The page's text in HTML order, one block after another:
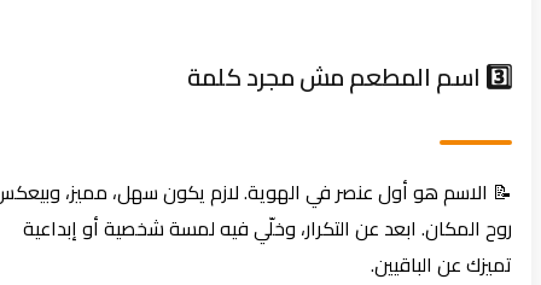
📝 الاسم هو أول عنصر في الهوية. لازم يكون سهل، مميز، وبيعكس
روح المكان. ابعد عن التكرار، وخلّي فيه لمسة شخصية أو إبداعية
تميزك عن الباقيين.